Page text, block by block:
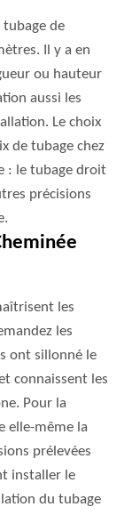
tubage de
Il y a en
ou hauteur
aussi les
Le choix
de tubage chez
: le tubage droit
précisions
les
les
ont sillonné le
connaissent les
Pour la
elle-même la
prélevées
installer le
du tubage